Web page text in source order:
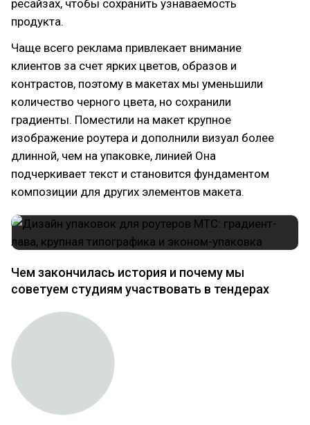
ресайзах, чтобы сохранить узнаваемость
продукта.
Чаще всего реклама привлекает внимание
клиентов за счет ярких цветов, образов и
контрастов, поэтому в макетах мы уменьшили
количество черного цвета, но сохранили
градиенты. Поместили на макет крупное
изображение роутера и дополнили визуал более
длинной, чем на упаковке, линией Она
подчеркивает текст и становится фундаментом
композиции для других элементов макета.
Чем закончилась история и почему мы
советуем студиям участвовать в тендерах